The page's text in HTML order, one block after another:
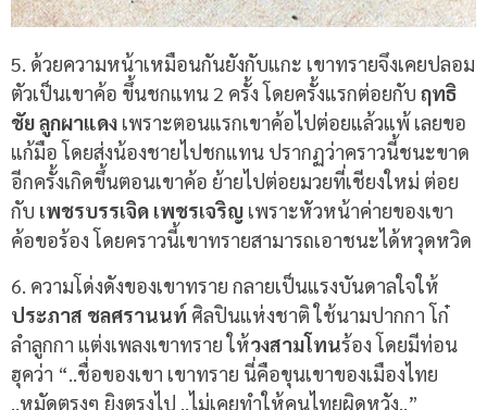
5. ด้วยความหน้าเหมือนกันยังกับแกะ เขาทรายจึงเคยปลอม
ตัวเป็นเขาค้อ ขึ้นชกแทน 2 ครั้ง โดยครั้งแรกต่อยกับ ฤทธิ
ชัย ลูกผาแดง เพราะตอนแรกเขาค้อไปต่อยแล้วแพ้ เลยขอ
แก้มือ โดยส่งน้องชายไปชกแทน ปรากฏว่าคราวนี้ชนะขาด
อีกครั้งเกิดขึ้นตอนเขาค้อ ย้ายไปต่อยมวยที่เชียงใหม่ ต่อย
กับ เพชรบรรเจิด เพชรเจริญ เพราะหัวหน้าค่ายของเขา
ค้อขอร้อง โดยคราวนี้เขาทรายสามารถเอาชนะได้หวุดหวิด
6. ความโด่งดังของเขาทราย กลายเป็นแรงบันดาลใจให้
ประภาส ชลศรานนท์ ศิลปินแห่งชาติ ใช้นามปากกา โก๋
ลำลูกกา แต่งเพลงเขาทราย ให้วงสามโทนร้อง โดยมีท่อน
ฮุคว่า “.. ชื่อของเขา เขาทราย นี่คือขุนเขาของเมืองไทย
หมัดตรงๆ ยิงตรงไป ..ไม่เคยทำให้คนไทยผิดหวัง ..”